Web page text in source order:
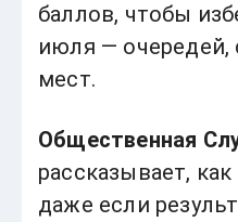
баллов, чтобы
июля — очередей,
мест.
Общественная
рассказывает,
даже если